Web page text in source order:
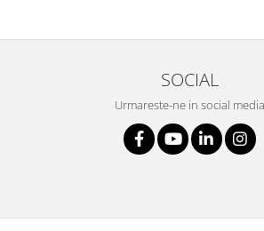
SOCIAL
Urmareste-ne in social media